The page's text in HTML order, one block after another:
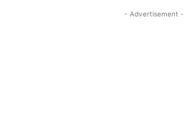
- Advertisement -